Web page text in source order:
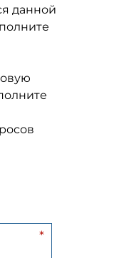
данной